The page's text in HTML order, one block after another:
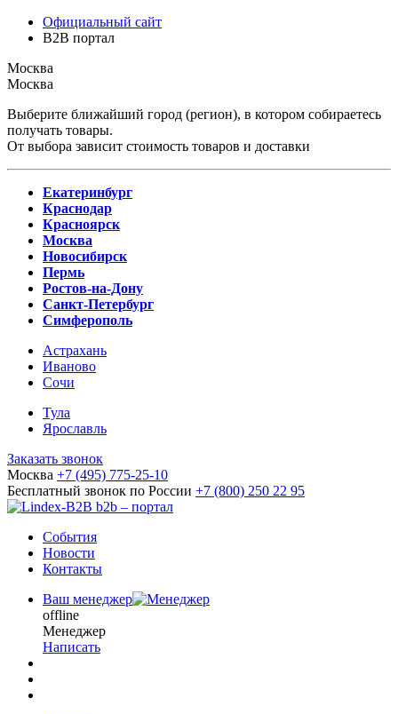
Официальный сайт
B2B портал
Москва
Москва
Выберите ближайший город (регион), в котором собираетесь
получать товары.
От выбора зависит стоимость товаров и доставки
Екатеринбург
Краснодар
Красноярск
Москва
Новосибирск
Пермь
Ростов-на-Дону
Санкт-Петербург
Симферополь
Астрахань
Иваново
Сочи
Тула
Ярославль
Заказать звонок
Москва +7 (495) 775-25-10
Бесплатный звонок по России +7 (800) 250 22 95
b2b – портал
События
Новости
Контакты
Ваш менеджер
offline
Менеджер
Написать